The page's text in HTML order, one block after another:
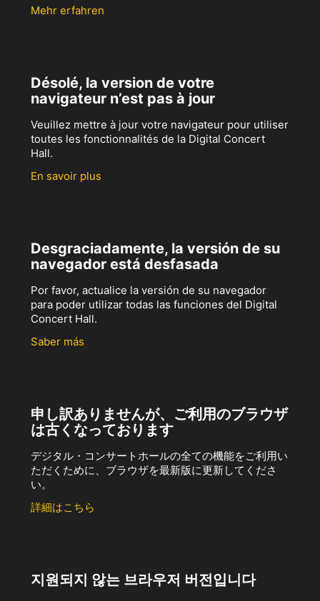
Mehr erfahren
Désolé, la version de votre
navigateur n’est pas à jour
Veuillez mettre à jour votre navigateur pour utiliser
toutes les fonctionnalités de la Digital Concert
Hall.
En savoir plus
Desgraciadamente, la versión de su
navegador está desfasada
Por favor, actualice la versión de su navegador
para poder utilizar todas las funciones del Digital
Concert Hall.
Saber más
申し訳ありませんが、ご利用のブラウザ
は古くなっております
デジタル・コンサートホールの全ての機能をご利用い
ただくために、ブラウザを最新版に更新してくださ
い。
詳細はこちら
지원되지 않는 브라우저 버전입니다